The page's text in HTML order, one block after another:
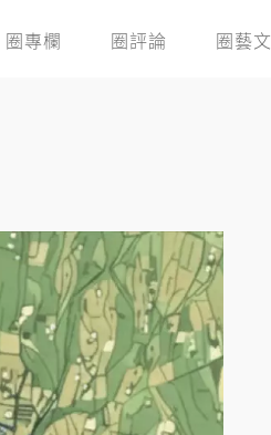
圈專欄 圈評論 圈藝文